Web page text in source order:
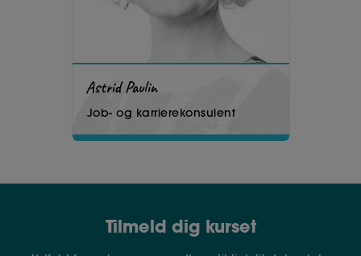
Astrid Paulin
Job- og karrierekonsulent
Tilmeld dig kurset